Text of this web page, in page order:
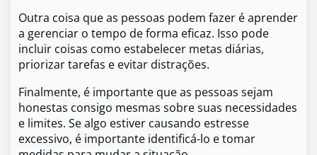
Outra coisa que as pessoas podem fazer é aprender
a gerenciar o tempo de forma eficaz. Isso pode
incluir coisas como estabelecer metas diárias,
priorizar tarefas e evitar distrações.
Finalmente, é importante que as pessoas sejam
honestas consigo mesmas sobre suas necessidades
e limites. Se algo estiver causando estresse
excessivo, é importante identificá-lo e tomar